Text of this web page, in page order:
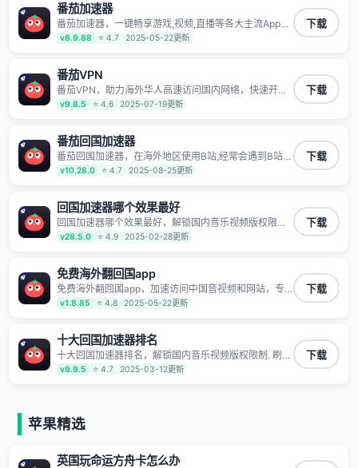
明日方舟、战双帕弥什、sky光·遇、另一个伊甸园等国
内各种服务,回国加速器致力于帮助海外华人和留学生、
港澳台地区用户提供最好的回国游戏和音乐视频加速服
务，可以在海外或港澳台地区流畅加速国服游戏和音视
线。能加速访问优酷、爱奇艺、腾讯视频、B站、芒果
TV、西瓜视频、QQ音乐、网易云音乐、酷狗音乐、YY
等主流网站应用解除限制，带你穿梭加速回国。目前已
有上百万用户，用户整体好评95%以上，一对一在线客
服支持，保障你的使用体验。
番茄加速器
番茄加速器，一键畅享游戏,视频,直播等各大主流App应
用,视频加载极速不卡顿。人在海外听歌,玩国服游戏 简
单易用。
v8.9.88 ⭐ 4.7 2025-05-22更新
下载
番茄VPN
番茄VPN，助力海外华人高速访问国内网络，快速开启
国内各直播平台,解决国内视频、音乐卡顿问题；更能加
速海量国服游戏，超低延迟稳定不掉线,畅享国内网络！
v9.8.5 ⭐ 4.6 2025-07-19更新
下载
番茄回国加速器
番茄回国加速器，在海外地区使用B站,经常会遇到B站地
区版权限制/网络IP屏蔽,缓冲卡顿等问题,使用我们的哔
哩哔哩专用回国VPN,可加速解决各类网络问题,一键网络
7*24小时服务。
v10.28.0 ⭐ 4.7 2025-08-25更新
下载
回国加速器哪个效果最好
回国加速器哪个效果最好，解锁国内音乐视频版权限制.
刷剧不卡，高清秒开. 有效降低国服游戏延迟. 提升国内
主流应用访问速度 ; 独创加速黑科技 · 海量边缘. 动态多
v28.5.0 ⭐ 4.9 2025-02-28更新
下载
免费海外翻回国app
免费海外翻回国app，加速访问中国音视频和网站，专
业回国加速器，帮你加速访问优酷、bilibili、腾讯视频、
爱奇艺等，加速国服游戏，例如原神、阴阳师、和平精
明日方舟、战双帕弥什、sky光·遇、另一个伊甸园等国
内各种服务,回国加速器致力于帮助海外华人和留学生、
港澳台地区用户提供最好的回国游戏和音乐视频加速服
务，可以在海外或港澳台地区流畅加速国服游戏和音视
等主流网站应用解除限制，带你穿梭加速回国。目前已
有上百万用户，用户整体好评95%以上，一对一在线客
v1.8.85 ⭐ 4.8 2025-05-22更新
下载
十大回国加速器排名
十大回国加速器排名，解锁国内音乐视频版权限制. 刷剧
不卡，高清秒开. 有效降低国服游戏延迟. 提升国内主流
应用访问速度 ; 独创加速黑科技 · 海量边缘. 动态多线. 智
v9.9.5 ⭐ 4.7 2025-03-12更新
下载
苹果精选
英国玩命运方舟卡怎么办